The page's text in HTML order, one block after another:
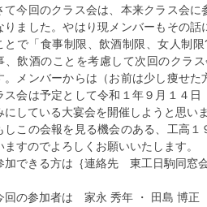
て今回のクラス会は、本来クラス会
りました。やはり現メンバーもその
とで「食事制限、飲酒制限、女人制
、飲酒のことを考慮して次回のクラ
。メンバーからは（お前は少し痩せ
ス会は予定として令和１年９月１４
にしている大宴会を開催しようと思い
しこの会報を見る機会のある、工高
ますのでよろしくお願いいたします。
加できる方は｛連絡先　東工日駒同窓
回の参加者は　家永 秀年 ・ 田島 博